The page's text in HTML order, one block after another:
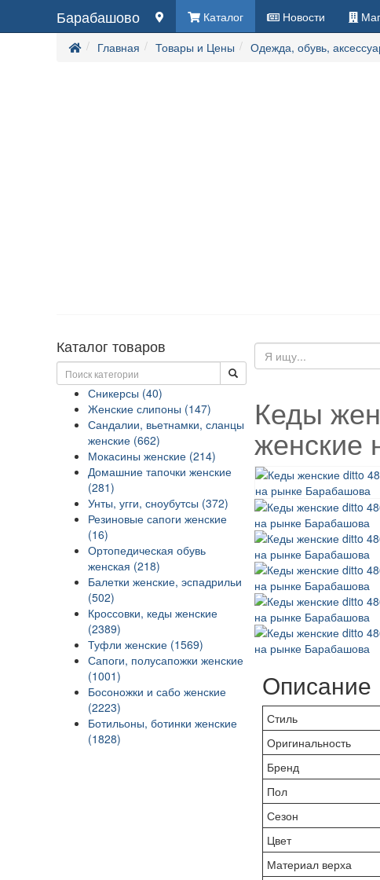
Барабашово Каталог Новости
Главная
Товары и Цены Одежда, обувь,
Кеды
женские
Описание
Стиль
Оригинальность
Бренд
Пол
Сезон
Цвет
Материал верха
Каталог товаров
Сникерсы (40)
Женские слипоны (147)
Сандалии, вьетнамки, сланцы
женские (662)
Мокасины женские (214)
Домашние тапочки женские
(281)
Унты, угги, сноубутсы (372)
Резиновые сапоги женские
(16)
Ортопедическая обувь
женская (218)
Балетки женские, эспадрильи
(502)
Кроссовки, кеды женские
(2389)
Туфли женские (1569)
Сапоги, полусапожки женские
(1001)
Босоножки и сабо женские
(2223)
Ботильоны, ботинки женские
(1828)